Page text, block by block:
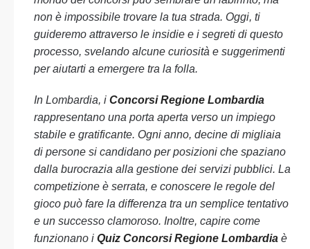
non è impossibile trovare la tua strada. Oggi, ti
guideremo attraverso le insidie e i segreti di questo
processo, svelando alcune curiosità e suggerimenti
per aiutarti a emergere tra la folla.
In Lombardia, i Concorsi Regione Lombardia
rappresentano una porta aperta verso un impiego
stabile e gratificante. Ogni anno, decine di migliaia
di persone si candidano per posizioni che spaziano
dalla burocrazia alla gestione dei servizi pubblici. La
competizione è serrata, e conoscere le regole del
gioco può fare la differenza tra un semplice tentativo
e un successo clamoroso. Inoltre, capire come
funzionano i Quiz Concorsi Regione Lombardia è